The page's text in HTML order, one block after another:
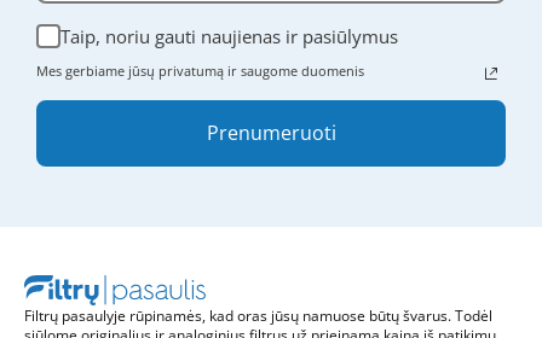
Taip, noriu gauti naujienas ir pasiūlymus
Mes gerbiame jūsų privatumą ir saugome duomenis
Prenumeruoti
Filtrų pasaulyje rūpinamės, kad oras jūsų namuose būtų švarus. Todėl